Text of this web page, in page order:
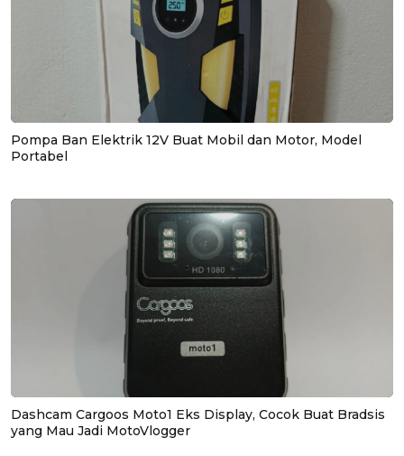
Pompa Ban Elektrik 12V Buat Mobil dan Motor, Model
Portabel
Dashcam Cargoos Moto1 Eks Display, Cocok Buat Bradsis
yang Mau Jadi MotoVlogger